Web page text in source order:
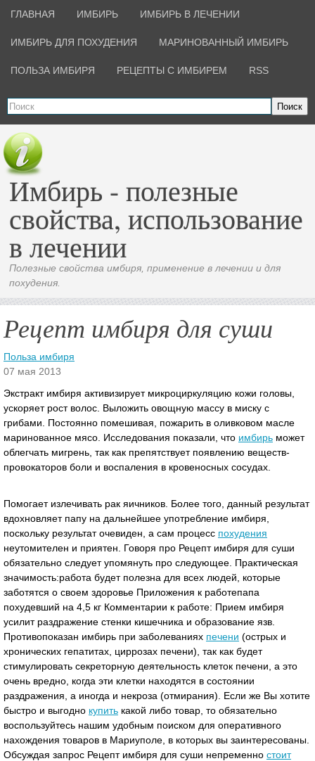
ГЛАВНАЯ ИМБИРЬ ИМБИРЬ В ЛЕЧЕНИИ
ИМБИРЬ ДЛЯ ПОХУДЕНИЯ МАРИНОВАННЫЙ ИМБИРЬ
ПОЛЬЗА ИМБИРЯ РЕЦЕПТЫ С ИМБИРЕМ RSS
Поиск
Имбирь - полезные
свойства, использование
в лечении
Полезные свойства имбиря, применение в лечении и для
похудения.
Рецепт имбиря для суши
Польза имбиря
07 мая 2013
Экстракт имбиря активизирует микроциркуляцию кожи головы,
ускоряет рост волос. Выложить овощную массу в миску с
грибами. Постоянно помешивая, пожарить в оливковом масле
маринованное мясо. Исследования показали, что имбирь может
облегчать мигрень, так как препятствует появлению веществ-
провокаторов боли и воспаления в кровеносных сосудах.
Помогает излечивать рак яичников. Более того, данный результат
вдохновляет папу на дальнейшее употребление имбиря,
поскольку результат очевиден, а сам процесс похудения
неутомителен и приятен. Говоря про Рецепт имбиря для суши
обязательно следует упомянуть про следующее. Практическая
значимость:работа будет полезна для всех людей, которые
заботятся о своем здоровье Приложения к работепапа
похудевший на 4,5 кг Комментарии к работе: Прием имбиря
усилит раздражение стенки кишечника и образование язв.
Противопоказан имбирь при заболеваниях печени (острых и
хронических гепатитах, циррозах печени), так как будет
стимулировать секреторную деятельность клеток печени, а это
очень вредно, когда эти клетки находятся в состоянии
раздражения, а иногда и некроза (отмирания). Если же Вы хотите
быстро и выгодно купить какой либо товар, то обязательно
воспользуйтесь нашим удобным поиском для оперативного
нахождения товаров в Мариуполе, в которых вы заинтересованы.
Обсуждая запрос Рецепт имбиря для суши непременно стоит